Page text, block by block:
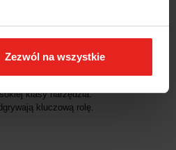
Zezwól na wszystkie
klasy narzędzia.
kluczową rolę.